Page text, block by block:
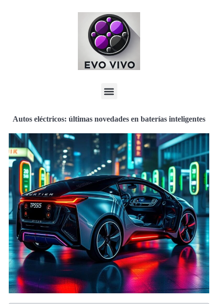
Autos eléctricos: últimas novedades en baterías inteligentes